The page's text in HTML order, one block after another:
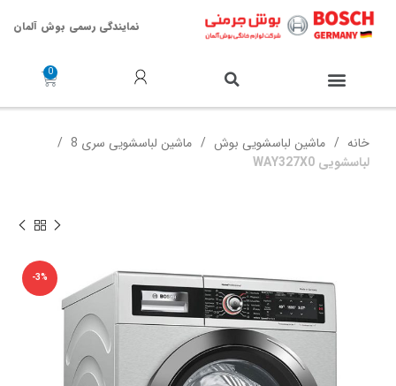
نمایندگی رسمی بوش آلمان
خانه ماشین لباسشویی بوش
ماشین لباسشویی سری 8
لباسشویی WAY327X0
-3%